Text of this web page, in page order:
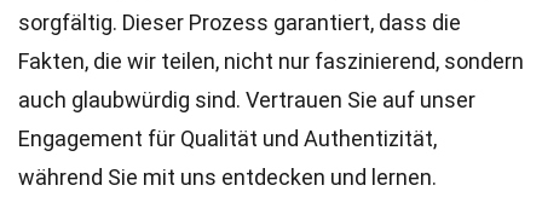
sorgfältig. Dieser Prozess garantiert, dass die
Fakten, die wir teilen, nicht nur faszinierend, sondern
auch glaubwürdig sind. Vertrauen Sie auf unser
Engagement für Qualität und Authentizität,
während Sie mit uns entdecken und lernen.